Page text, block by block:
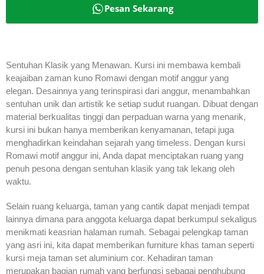
Pesan Sekarang
Sentuhan Klasik yang Menawan. Kursi ini membawa kembali
keajaiban zaman kuno Romawi dengan motif anggur yang
elegan. Desainnya yang terinspirasi dari anggur, menambahkan
sentuhan unik dan artistik ke setiap sudut ruangan. Dibuat dengan
material berkualitas tinggi dan perpaduan warna yang menarik,
kursi ini bukan hanya memberikan kenyamanan, tetapi juga
menghadirkan keindahan sejarah yang timeless. Dengan kursi
Romawi motif anggur ini, Anda dapat menciptakan ruang yang
penuh pesona dengan sentuhan klasik yang tak lekang oleh
waktu.
Selain ruang keluarga, taman yang cantik dapat menjadi tempat
lainnya dimana para anggota keluarga dapat berkumpul sekaligus
menikmati keasrian halaman rumah. Sebagai pelengkap taman
yang asri ini, kita dapat memberikan furniture khas taman seperti
kursi meja taman set aluminium cor. Kehadiran taman
merupakan bagian rumah yang berfungsi sebagai penghubung